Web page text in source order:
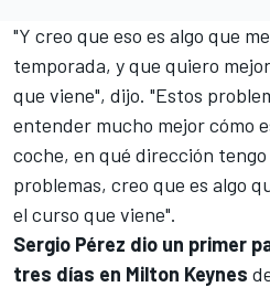
"Y creo que eso es algo que
temporada, y que quiero
que viene", dijo. "Estos
entender mucho mejor cómo
coche, en qué dirección
problemas, creo que es algo
el curso que viene".
Sergio Pérez dio un primer
tres días en Milton Keynes